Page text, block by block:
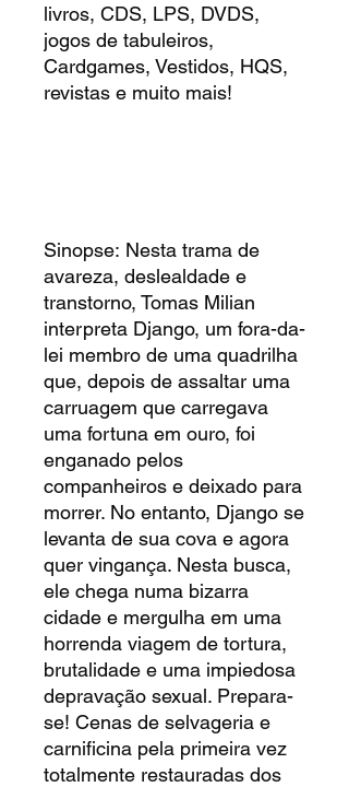
livros, CDS, LPS, DVDS,
jogos de tabuleiros,
Cardgames, Vestidos, HQS,
revistas e muito mais!
Sinopse: Nesta trama de
avareza, deslealdade e
transtorno, Tomas Milian
interpreta Django, um fora-da-
lei membro de uma quadrilha
que, depois de assaltar uma
carruagem que carregava
uma fortuna em ouro, foi
enganado pelos
companheiros e deixado para
morrer. No entanto, Django se
levanta de sua cova e agora
quer vingança. Nesta busca,
ele chega numa bizarra
cidade e mergulha em uma
horrenda viagem de tortura,
brutalidade e uma impiedosa
depravação sexual. Prepara-
se! Cenas de selvageria e
carnificina pela primeira vez
totalmente restauradas dos